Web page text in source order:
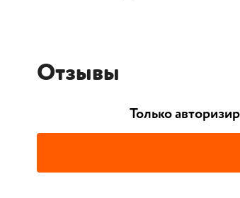
Отзывы
Только